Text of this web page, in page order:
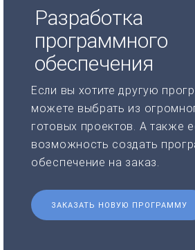
Разработка
программного
обеспечения
Если вы хотите другую
можете выбрать из
готовых проектов. А также
возможность создать
обеспечение на заказ.
ЗАКАЗАТЬ НОВУЮ ПРОГРАММУ